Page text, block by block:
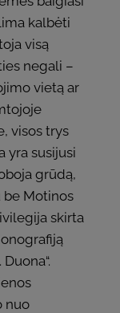
kalbėti
visą
negali –
vietą ar
visos trys
yra susijusi
grūdą,
be Motinos
skirta
nuo